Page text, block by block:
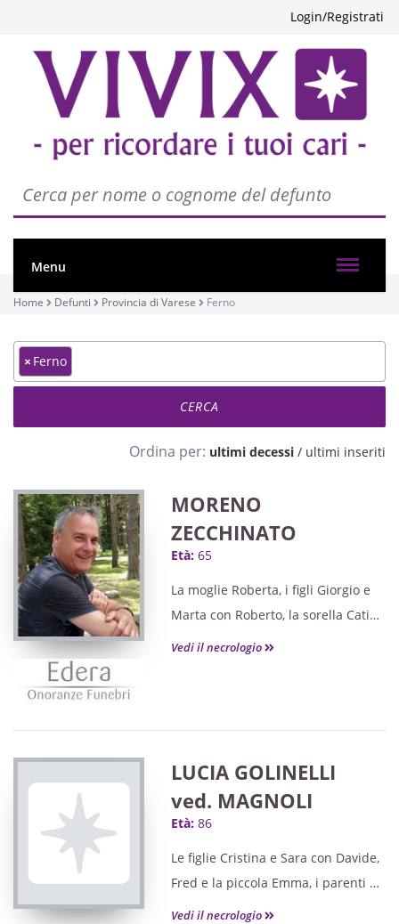
Login/Registrati
Menu
Home Defunti Provincia di Varese Ferno
× Ferno
Ordina per: ultimi decessi / ultimi inseriti
MORENO
ZECCHINATO
Età: 65
La moglie Roberta, i figli Giorgio e
Marta con Roberto, la sorella Catia
con Alessandro, i parenti e gli amici
Vedi il necrologio
LUCIA GOLINELLI
ved. MAGNOLI
Età: 86
Le figlie Cristina e Sara con Davide,
Fred e la piccola Emma, i parenti e
gli amici tutti annunciano la
Vedi il necrologio